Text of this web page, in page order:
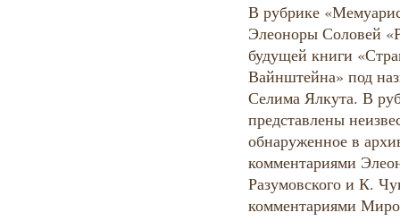
В рубрике
Элеоноры Соловей
будущей книги
Вайнштейна» под
Селима Ялкута. В
представлены
обнаруженное в
комментариями
Разумовского и К.
комментариями